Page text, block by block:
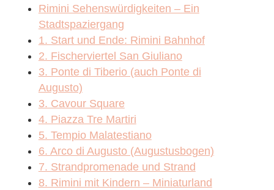
Rimini Sehenswürdigkeiten – Ein
Stadtspaziergang
1. Start und Ende: Rimini Bahnhof
2. Fischerviertel San Giuliano
3. Ponte di Tiberio (auch Ponte di
Augusto)
3. Cavour Square
4. Piazza Tre Martiri
5. Tempio Malatestiano
6. Arco di Augusto (Augustusbogen)
7. Strandpromenade und Strand
8. Rimini mit Kindern – Miniaturland